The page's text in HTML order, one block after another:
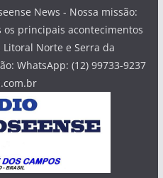
News - Nossa missão:
principais acontecimentos
Norte e Serra da
WhatsApp: (12) 99733-9237